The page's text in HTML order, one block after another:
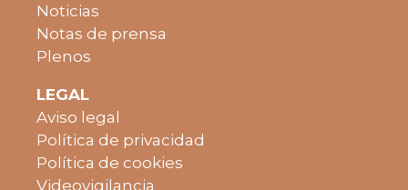
Noticias
Notas de prensa
Plenos
LEGAL
Aviso legal
Política de privacidad
Política de cookies
Videovigilancia